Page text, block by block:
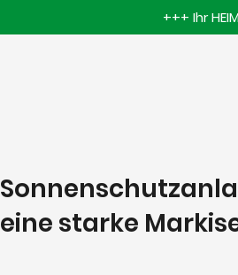
+++ Ihr
eine starke